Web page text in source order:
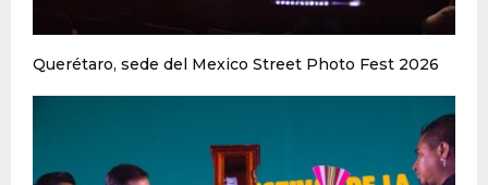
Querétaro, sede del Mexico Street Photo Fest 2026